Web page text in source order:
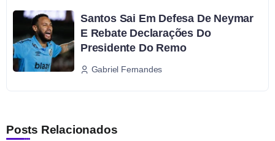
Santos Sai Em Defesa De Neymar
E Rebate Declarações Do
Presidente Do Remo
Gabriel Fernandes
Posts Relacionados